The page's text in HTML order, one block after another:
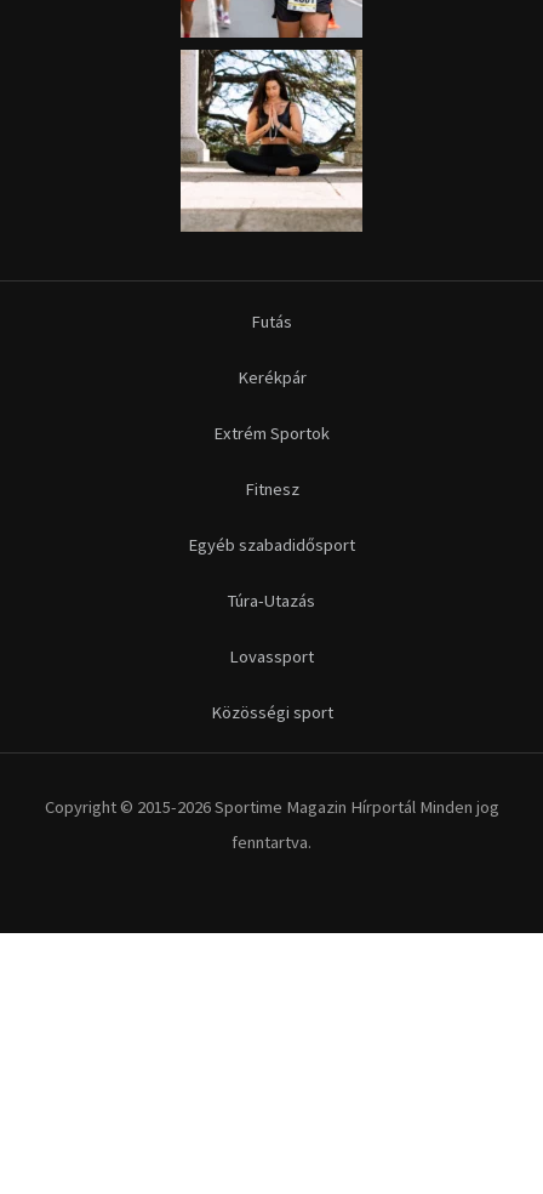
Futás
Kerékpár
Extrém Sportok
Fitnesz
Egyéb szabadidősport
Túra-Utazás
Lovassport
Közösségi sport
Copyright © 2015-2026 Sportime Magazin Hírportál Minden jog
fenntartva.